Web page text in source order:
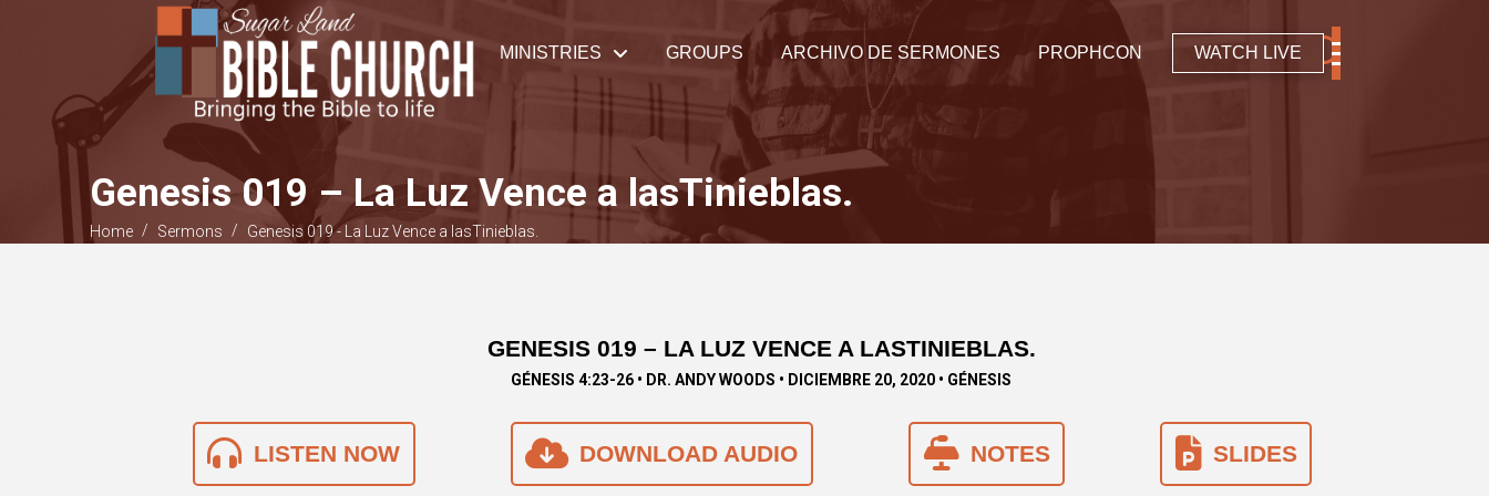
MINISTRIES GROUPS ARCHIVO DE SERMONES PROPHCON WATCH LIVE
Genesis 019 – La Luz Vence a lasTinieblas.
Home / Sermons / Genesis 019 - La Luz Vence a lasTinieblas.
GENESIS 019 – LA LUZ VENCE A LASTINIEBLAS.
GÉNESIS 4:23-26 • DR. ANDY WOODS • DICIEMBRE 20, 2020 • GÉNESIS
LISTEN NOW DOWNLOAD AUDIO NOTES SLIDES